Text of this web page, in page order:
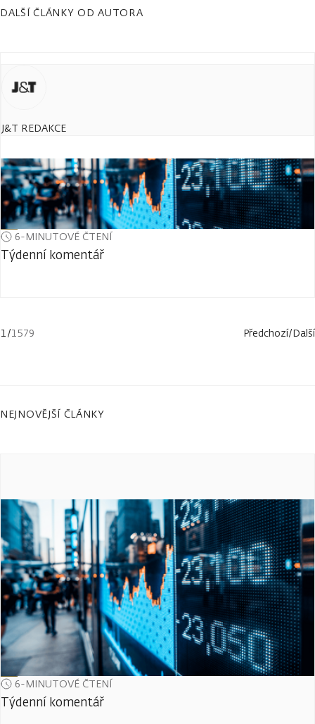
DALŠÍ ČLÁNKY OD AUTORA
J&T REDAKCE
6-MINUTOVÉ ČTENÍ
Týdenní komentář
1/1579 Předchozí/Další
NEJNOVĚJŠÍ ČLÁNKY
6-MINUTOVÉ ČTENÍ
Týdenní komentář